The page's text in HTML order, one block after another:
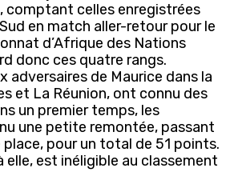
comptant celles enregistrées
en match aller-retour pour le
d’Afrique des Nations
donc ces quatre rangs.
adversaires de Maurice dans la
et La Réunion, ont connu des
un premier temps, les
une petite remontée, passant
place, pour un total de 51 points.
elle, est inéligible au classement